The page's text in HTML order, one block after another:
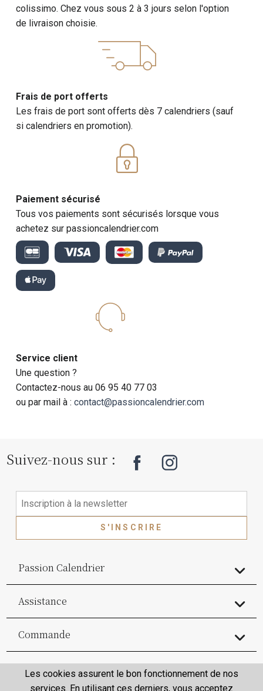
colissimo. Chez vous sous 2 à 3 jours selon l'option
de livraison choisie.
Frais de port offerts
Les frais de port sont offerts dès 7 calendriers (sauf
si calendriers en promotion).
Paiement sécurisé
Tous vos paiements sont sécurisés lorsque vous
achetez sur passioncalendrier.com
Service client
Une question ?
Contactez-nous au 06 95 40 77 03
ou par mail à :contact@passioncalendrier.com
Suivez-nous sur :
S'INSCRIRE
Passion Calendrier
Assistance
Commande
Commande
Les cookies assurent le bon fonctionnement de nos
services. En utilisant ces derniers, vous acceptez